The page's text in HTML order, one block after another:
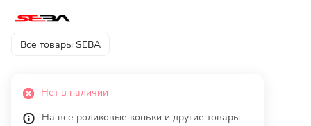
Все товары SEBA
Нет в наличии
На все роликовые коньки и другие товары